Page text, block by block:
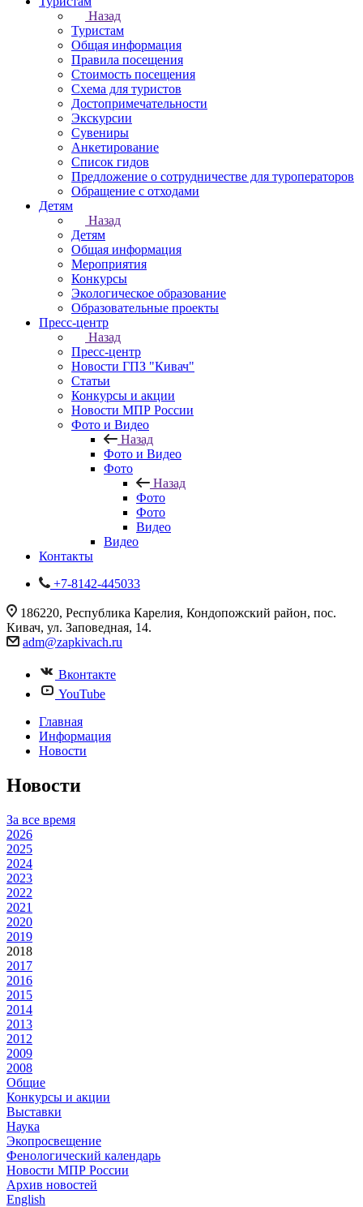
Назад
Туристам
Общая информация
Правила посещения
Стоимость посещения
Схема для туристов
Достопримечательности
Экскурсии
Сувениры
Анкетирование
Список гидов
Предложение о сотрудничестве для туроператоров
Обращение с отходами
Детям
Назад
Детям
Общая информация
Мероприятия
Конкурсы
Экологическое образование
Образовательные проекты
Пресс-центр
Назад
Пресс-центр
Новости ГПЗ "Кивач"
Статьи
Конкурсы и акции
Новости МПР России
Фото и Видео
Назад
Фото и Видео
Фото
Назад
Фото
Фото
Видео
Видео
Контакты
+7-8142-445033
186220, Республика Карелия, Кондопожский район, пос.
Кивач, ул. Заповедная, 14.
adm@zapkivach.ru
Вконтакте
YouTube
Главная
Информация
Новости
Новости
За все время
2026
2025
2024
2023
2022
2021
2020
2019
2018
2017
2016
2015
2014
2013
2012
2009
2008
Общие
Конкурсы и акции
Выставки
Наука
Экопросвещение
Фенологический календарь
Новости МПР России
Архив новостей
English